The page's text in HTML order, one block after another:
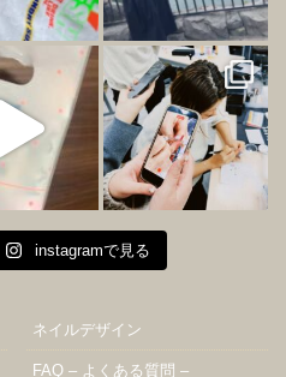
instagramで見る
ネイルデザイン
FAQ – よくある質問 –